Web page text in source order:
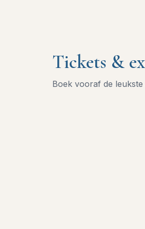
Tickets &
Boek vooraf de